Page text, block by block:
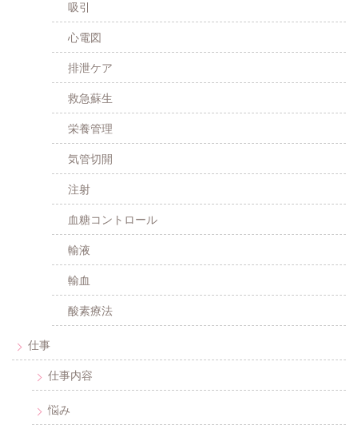
吸引
心電図
排泄ケア
救急蘇生
栄養管理
気管切開
注射
血糖コントロール
輸液
輸血
酸素療法
仕事
仕事内容
悩み